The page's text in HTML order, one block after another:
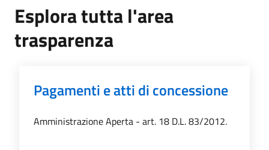
Esplora tutta l'area
trasparenza
Pagamenti e atti di concessione
Amministrazione Aperta - art. 18 D.L. 83/2012.